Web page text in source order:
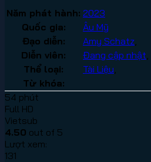
Năm phát hành: 2023
Quốc gia:
Âu Mỹ
Đạo diễn:
Amy Schatz
Diễn viên:
Đang cập nhật
Thể loại:
Tài Liệu
Từ khóa:
54 phút
Full HD
Vietsub
4.50 out of 5
Lượt xem:
131